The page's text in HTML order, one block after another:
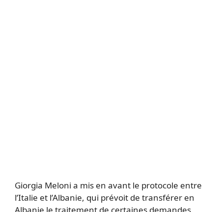
Giorgia Meloni a mis en avant le protocole entre
l’Italie et l’Albanie, qui prévoit de transférer en